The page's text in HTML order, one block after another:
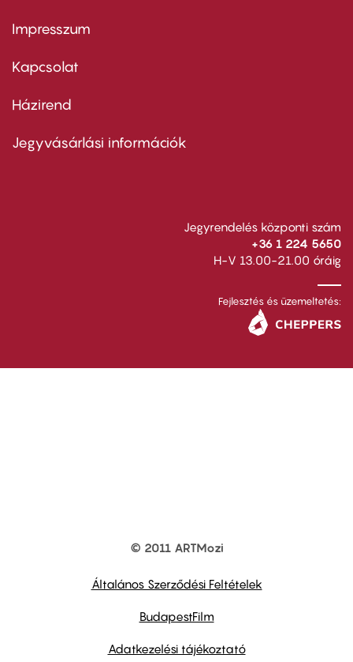
Footer
first
Impresszum
Kapcsolat
Footer
second
Házirend
Jegyvásárlási információk
Jegyrendelés központi szám
+36 1 224 5650
H-V 13.00-21.00 óráig
Fejlesztés és üzemeltetés:
© 2011 ARTMozi
Általános Szerződési Feltételek
BudapestFilm
Adatkezelési tájékoztató